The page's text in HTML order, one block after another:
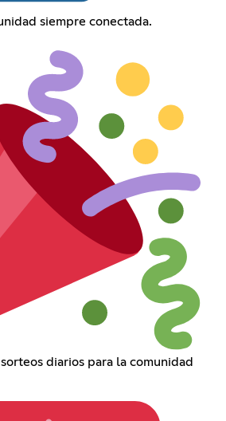
siempre conectada.
diarios para la comunidad